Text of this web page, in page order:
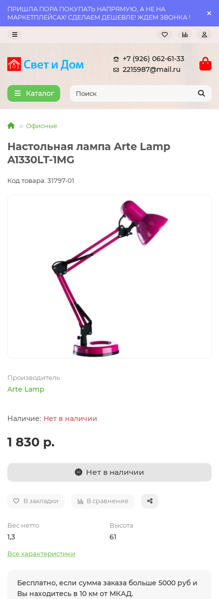
ПРИШЛА ПОРА ПОКУПАТЬ НАПРЯМУЮ, А НЕ НА
МАРКЕТПЛЕЙСАХ! СДЕЛАЕМ ДЕШЕВЛЕ! ЖДЕМ ЗВОНКА !
+7 (926) 062-61-33
2215987@mail.ru
Каталог
Офисные
Настольная лампа Arte Lamp
A1330LT-1MG
Код товара: 31797-01
Производитель
Arte Lamp
Нет в наличии
1 830 р.
Нет в наличии
В закладки В сравнение
Вес нетто
1,3
Высота
61
Все характеристики
Бесплатно, если сумма заказа больше 5000 руб и
Вы находитесь в 10 км от МКАД.